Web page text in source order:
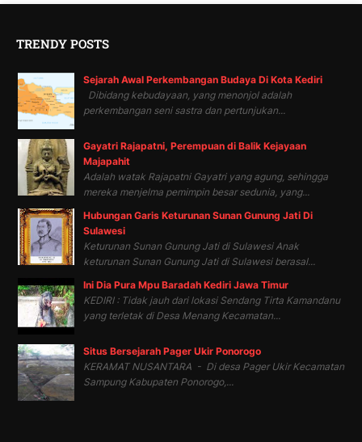
TRENDY POSTS
Sejarah Awal Perkembangan Budaya Di Kota Kediri
Dibidang kebudayaan, yang menonjol adalah
perkembangan seni sastra dan pertunjukan...
Gayatri Rajapatni, Perempuan di Balik Kejayaan
Majapahit
Adalah watak Rajapatni Gayatri yang agung, sehingga
mereka menjelma pemimpin besar sedunia, yang...
Hubungan Garis Keturunan Sunan Gunung Jati Di
Sulawesi
Keturunan Sunan Gunung Jati di Sulawesi Anak
keturunan Sunan Gunung Jati di Sulawesi berasal...
Ini Dia Pura Mpu Baradah Kediri Jawa Timur
KEDIRI : Tidak jauh dari lokasi Sendang Tirta Kamandanu
yang terletak di Desa Menang Kecamatan...
Situs Bersejarah Pager Ukir Ponorogo
KERAMAT NUSANTARA - Di desa Pager Ukir Kecamatan
Sampung Kabupaten Ponorogo,...